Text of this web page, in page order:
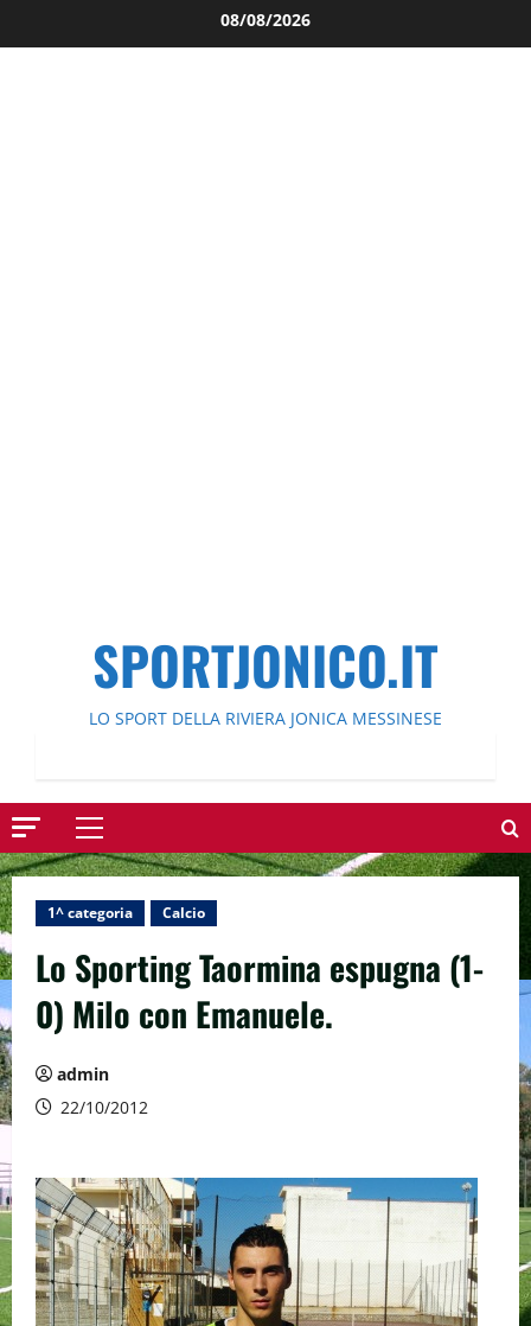
al
08/08/2026
SPORTJONICO.IT
LO SPORT DELLA RIVIERA JONICA MESSINESE
Menu
principale
1^ categoria Calcio
Lo Sporting Taormina espugna (1-
0) Milo con Emanuele.
admin
22/10/2012